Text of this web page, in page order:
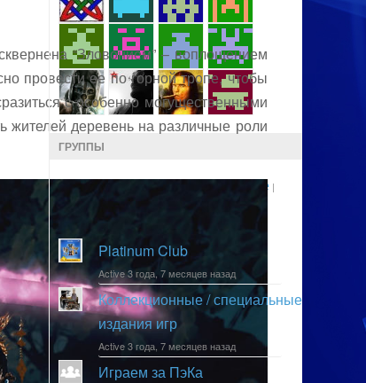
“Зловонием” – воплощением
провести ее по горной тропе, чтобы
с особенно могущественными
жителей деревень на различные роли
ГРУППЫ
Новые Активные Популярные |
По алфавиту
Platinum Club
Active 3 года, 7 месяцев назад
Коллекционные / специальные
издания игр
Active 3 года, 7 месяцев назад
Играем за ПэКа